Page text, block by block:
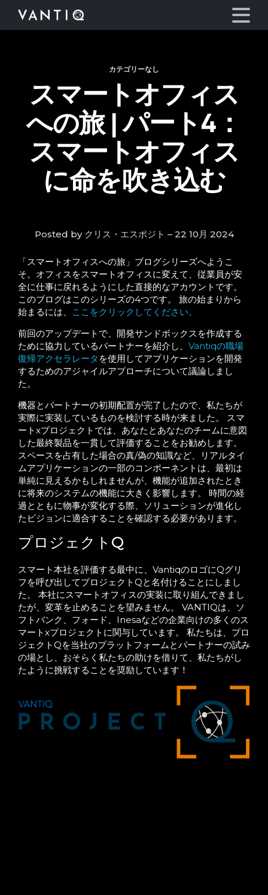
プラットフォーム
事業内容
パートナーシップ
お役立ち情報
カテゴリーなし
スマートオフィス
への旅 | パート4：
スマートオフィス
に命を吹き込む
Posted by クリス・エスポジト – 22 10月 2024
「スマートオフィスへの旅」ブログシリーズへようこ
そ。オフィスをスマートオフィスに変えて、従業員が安
全に仕事に戻れるようにした直接的なアカウントです。
このブログはこのシリーズの4つです。 旅の始まりから
始まるには、
ここをクリックしてください。
前回のアップデートで、開発サンドボックスを作成する
ために協力しているパートナーを紹介し、 Vantiqの職場
復帰アクセラレータ を使用してアプリケーションを開発
するためのアジャイルアプローチについて議論しまし
た。
機器とパートナーの初期配置が完了したので、私たちが
実際に実装しているものを検討する時が来ました。 スマ
ートxプロジェクトでは、あなたとあなたのチームに意図
した最終製品を一貫して評価することをお勧めします。
スペースを占有した場合の真/偽の知識など、リアルタイ
ムアプリケーションの一部のコンポーネントは、最初は
単純に見えるかもしれませんが、機能が追加されたとき
に将来のシステムの機能に大きく影響します。 時間の経
過とともに物事が変化する際、ソリューションが進化し
たビジョンに適合することを確認する必要があります。
プロジェクトQ
スマート本社を評価する最中に、VantiqのロゴにQグリ
フを呼び出してプロジェクトQと名付けることにしまし
た。 本社にスマートオフィスの実装に取り組んできまし
たが、変革を止めることを望みません。 VANTIQは、ソ
フトバンク、フォード、Inesaなどの企業向けの多くのス
マートxプロジェクトに関与しています。 私たちは、プロ
ジェクトQを当社のプラットフォームとパートナーの試み
の場とし、おそらく私たちの助けを借りて、私たちがし
たように挑戦することを奨励しています！